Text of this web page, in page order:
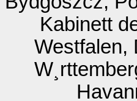
Kabinett
Westfalen,